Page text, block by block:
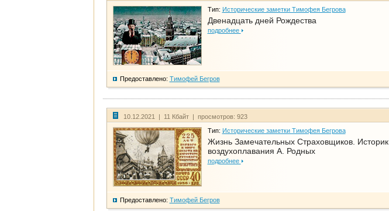
Тип: Исторические заметки Тимофея Бегрова
Двенадцать дней Рождества
подробнее
Предоставлено: Тимофей Бегров
10.12.2021 | 11 Кбайт | просмотров: 923
Тип: Исторические заметки Тимофея Бегрова
Жизнь Замечательных Страховщиков. Историк
воздухоплавания А. Родных
подробнее
Предоставлено: Тимофей Бегров